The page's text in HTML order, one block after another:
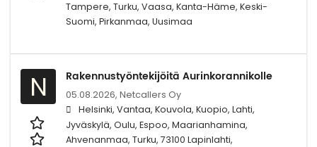
Tampere, Turku, Vaasa, Kanta-Häme, Keski-
Suomi, Pirkanmaa, Uusimaa
N Rakennustyöntekijöitä Aurinkorannikolle
05.08.2026, Netcallers Oy
Helsinki, Vantaa, Kouvola, Kuopio, Lahti,
Jyväskylä, Oulu, Espoo, Maarianhamina,
Ahvenanmaa, Turku, 73100 Lapinlahti,